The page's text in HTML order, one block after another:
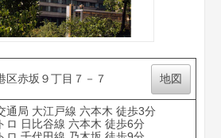
区赤坂９丁目７－７ 地図
通局 大江戸線 六本木 徒歩3分
ロ 日比谷線 六本木 徒歩6分